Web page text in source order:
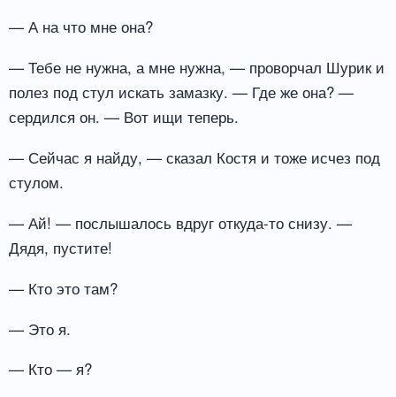
— А на что мне она?
— Тебе не нужна, а мне нужна, — проворчал Шурик и
полез под стул искать замазку. — Где же она? —
сердился он. — Вот ищи теперь.
— Сейчас я найду, — сказал Костя и тоже исчез под
стулом.
— Ай! — послышалось вдруг откуда-то снизу. —
Дядя, пустите!
— Кто это там?
— Это я.
— Кто — я?